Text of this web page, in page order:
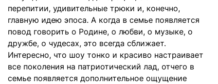
перепитии, удивительные трюки и, конечно,
главную идею эпоса. А когда в семье появляется
повод говорить о Родине, о любви, о музыке, о
дружбе, о чудесах, это всегда сближает.
Интересно, что шоу тонко и красиво настраивает
все поколения на патриотический лад, отчего в
семье появляется дополнительное ощущение